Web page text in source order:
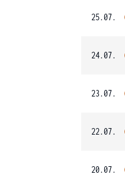
25.07.
24.07.
23.07.
22.07.
20.07.